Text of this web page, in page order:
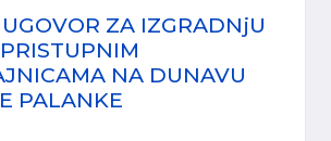
ZA IZGRADNjU
NA DUNAVU
PALANKE